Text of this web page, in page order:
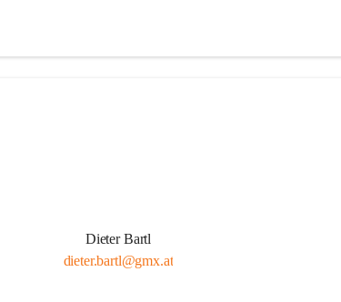
Dieter Bartl
dieter.bartl@gmx.at